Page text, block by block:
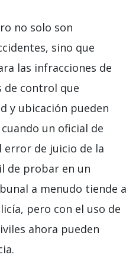
no solo son
sino que
las infracciones de
de control que
y ubicación pueden
un oficial de
error de juicio de la
de probar en un
a menudo tiende a
pero con el uso de
ahora pueden